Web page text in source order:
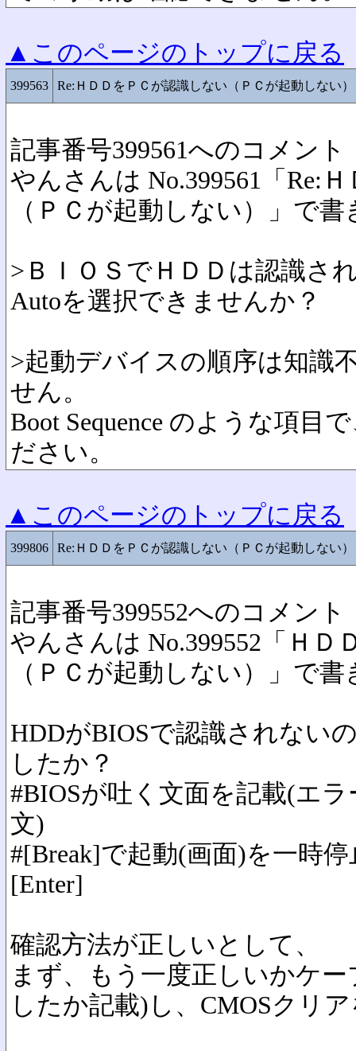
▲このページのトップに戻る
399563 Re:ＨＤＤをＰＣが認識しない（ＰＣが起動しない）
記事番号399561へのコメント
やんさんは No.399561「Re:
（ＰＣが起動しない）」で
>ＢＩＯＳでＨＤＤは認識さ
Autoを選択できませんか？
>起動デバイスの順序は知識
せん。
Boot Sequence のような項目
ださい。
▲このページのトップに戻る
399806 Re:ＨＤＤをＰＣが認識しない（ＰＣが起動しない）
記事番号399552へのコメント
やんさんは No.399552「ＨＤ
（ＰＣが起動しない）」で
HDDがBIOSで認識されない
したか？
#BIOSが吐く文面を記載(エ
文)
#[Break]で起動(画面)を一時
[Enter]
確認方法が正しいとして、
まず、もう一度正しいかケ
したか記載)し、CMOSクリ